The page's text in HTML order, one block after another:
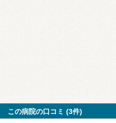
この病院の口コミ (3件)